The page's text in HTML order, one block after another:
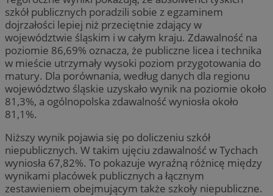
szkół publicznych poradzili sobie z egzaminem
dojrzałości lepiej niż przeciętnie zdający w
województwie śląskim i w całym kraju. Zdawalność na
poziomie 86,69% oznacza, że publiczne licea i technika
w mieście utrzymały wysoki poziom przygotowania do
matury. Dla porównania, według danych dla regionu
województwo śląskie uzyskało wynik na poziomie około
81,3%, a ogólnopolska zdawalność wyniosła około
81,1%.
Niższy wynik pojawia się po doliczeniu szkół
niepublicznych. W takim ujęciu zdawalność w Tychach
wyniosła 67,82%. To pokazuje wyraźną różnicę między
wynikami placówek publicznych a łącznym
zestawieniem obejmującym także szkoły niepubliczne.